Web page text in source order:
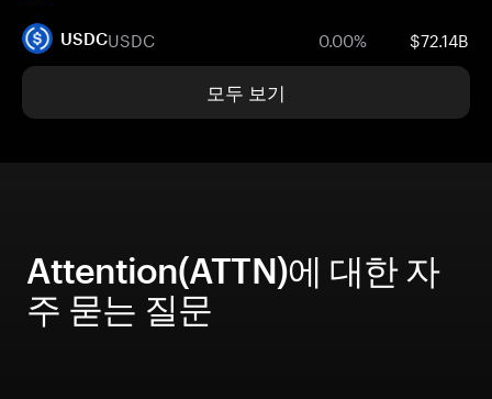
USDCUSDC 0.00% $72.14B
모두 보기
Attention(ATTN)에 대한 자
주 묻는 질문